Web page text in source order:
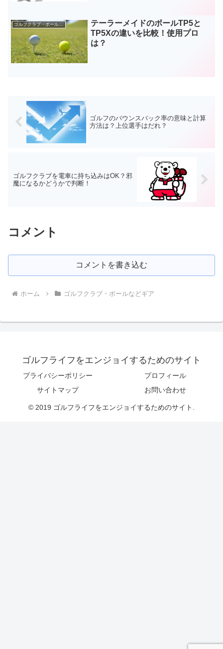
ゴルフクラブ・ボールなどギア
テーラーメイドのボールTP5と
TP5Xの違いを比較！使用プロ
は？
ゴルフのバウンスバック率の意味と計算
方法は？上位選手はだれ？
ゴルフクラブを電車に持ち込みはOK？邪
魔になるかどうかで判断！
コメント
コメントを書き込む
ホーム ゴルフクラブ・ボールなどギア
ゴルフライフをエンジョイするためのサイト
プライバシーポリシー
プロフィール
サイトマップ
お問い合わせ
© 2019 ゴルフライフをエンジョイするためのサイト.